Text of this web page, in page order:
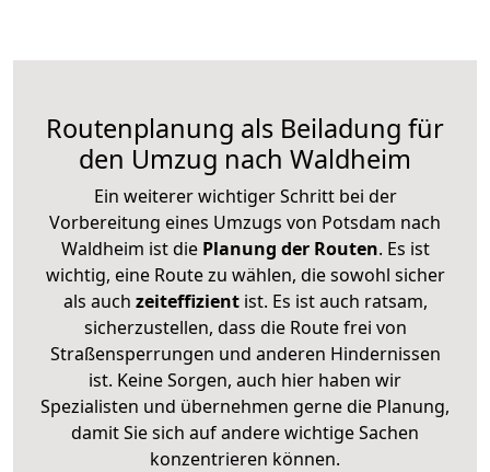
Routenplanung als Beiladung für
den Umzug nach Waldheim
Ein weiterer wichtiger Schritt bei der
Vorbereitung eines Umzugs von Potsdam nach
Waldheim ist diePlanung der Routen. Es ist
wichtig, eine Route zu wählen, die sowohl sicher
als auch zeiteffizientist. Es ist auch ratsam,
sicherzustellen, dass die Route frei von
Straßensperrungen und anderen Hindernissen
ist. Keine Sorgen, auch hier haben wir
Spezialisten und übernehmen gerne die Planung,
damit Sie sich auf andere wichtige Sachen
konzentrieren können.